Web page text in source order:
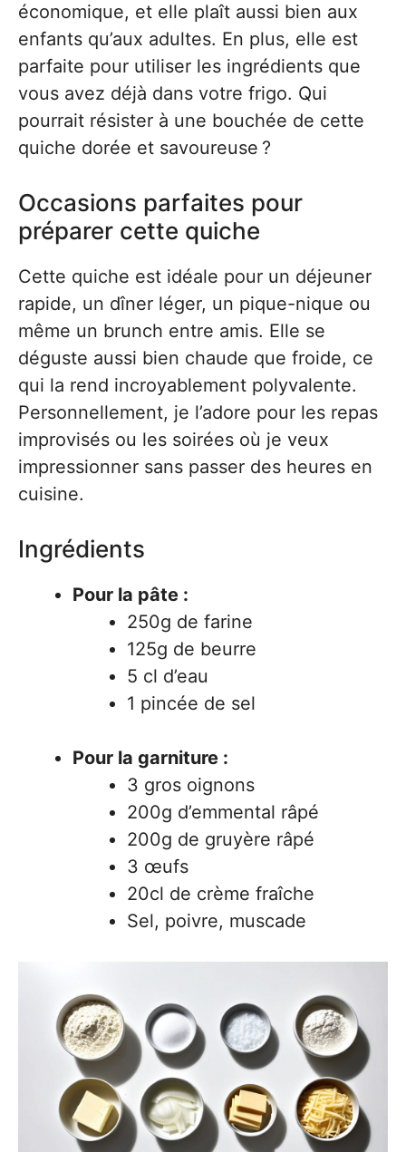
économique, et elle plaît aussi bien aux
enfants qu’aux adultes. En plus, elle est
parfaite pour utiliser les ingrédients que
vous avez déjà dans votre frigo. Qui
pourrait résister à une bouchée de cette
quiche dorée et savoureuse ?
Occasions parfaites pour
préparer cette quiche
Cette quiche est idéale pour un déjeuner
rapide, un dîner léger, un pique-nique ou
même un brunch entre amis. Elle se
déguste aussi bien chaude que froide, ce
qui la rend incroyablement polyvalente.
Personnellement, je l’adore pour les repas
improvisés ou les soirées où je veux
impressionner sans passer des heures en
cuisine.
Ingrédients
Pour la pâte :
250g de farine
125g de beurre
5 cl d’eau
1 pincée de sel
Pour la garniture :
3 gros oignons
200g d’emmental râpé
200g de gruyère râpé
3 œufs
20cl de crème fraîche
Sel, poivre, muscade